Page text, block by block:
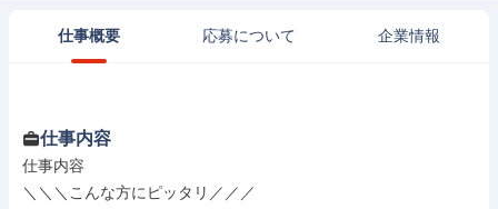
仕事概要 応募について 企業情報
仕事内容
仕事内容
＼＼＼こんな方にピッタリ／／／